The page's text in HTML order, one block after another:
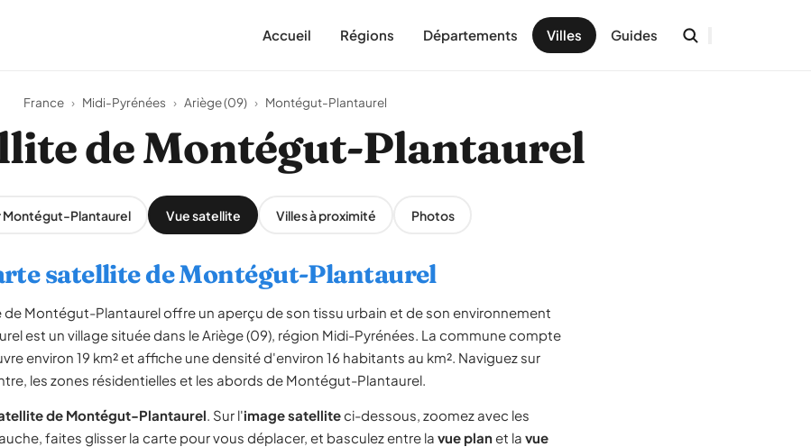
Accueil Régions Départements Villes Guides
France › Midi-Pyrénées › Ariège (09) › Montégut-Plantaurel
de Montégut-Plantaurel
Montégut-Plantaurel Vue satellite Villes à proximité Photos
satellite de Montégut-Plantaurel
Montégut-Plantaurel offre un aperçu de son tissu urbain et de son environnement
est un village située dans le Ariège (09), région Midi-Pyrénées. La commune compte
environ 19 km² et affiche une densité d'environ 16 habitants au km². Naviguez sur
les zones résidentielles et les abords de Montégut-Plantaurel.
de Montégut-Plantaurel. Sur l'image satelliteci-dessous, zoomez avec les
faites glisser la carte pour vous déplacer, et basculez entre la vue planet la vue